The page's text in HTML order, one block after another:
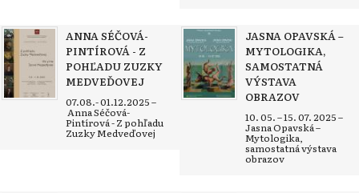
ANNA SÉČOVÁ-
PINTÍROVÁ - Z
POHĽADU ZUZKY
MEDVEĎOVEJ
07.08.- 01.12.2025 –
Anna Séčová-
Pintírová - Z pohľadu
Zuzky Medveďovej
JASNA OPAVSKÁ –
MYTOLOGIKA,
SAMOSTATNÁ
VÝSTAVA
OBRAZOV
10. 05. – 15. 07. 2025 –
Jasna Opavská –
Mytologika,
samostatná výstava
obrazov